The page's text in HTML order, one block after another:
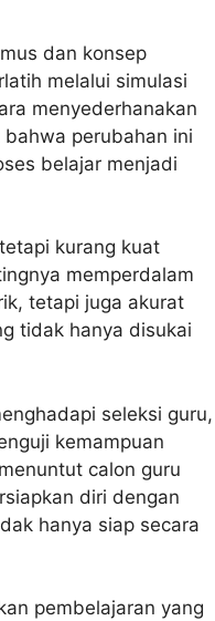
dan konsep
melalui simulasi
menyederhanakan
perubahan ini
belajar menjadi
kurang kuat
memperdalam
tetapi juga akurat
tidak hanya disukai
seleksi guru,
kemampuan
calon guru
diri dengan
hanya siap secara
pembelajaran yang